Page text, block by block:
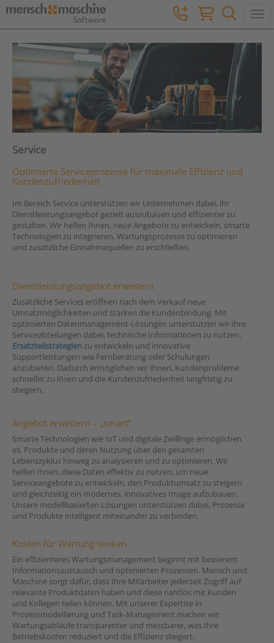
Service
Optimierte Serviceprozesse für maximale Effizienz und
Kundenzufriedenheit
Im Bereich Service unterstützen wir Unternehmen dabei, ihr
Dienstleistungsangebot gezielt auszubauen und effizienter zu
gestalten. Wir helfen Ihnen, neue Angebote zu entwickeln, smarte
Technologien zu integrieren, Wartungsprozesse zu optimieren
und zusätzliche Einnahmequellen zu erschließen.
Dienstleistungsangebot erweitern
Zusätzliche Services eröffnen nach dem Verkauf neue
Umsatzmöglichkeiten und stärken die Kundenbindung. Mit
optimierten Datenmanagement-Lösungen unterstützen wir Ihre
Serviceabteilungen dabei, technische Informationen zu nutzen,
Ersatzteilstrategienzu entwickeln und innovative
Supportleistungen wie Fernberatung oder Schulungen
anzubieten. Dadurch ermöglichen wir Ihnen, Kundenprobleme
schneller zu lösen und die Kundenzufriedenheit langfristig zu
steigern.
Angebot erweitern – „smart“
Smarte Technologien wie IoT und digitale Zwillinge ermöglichen
es, Produkte und deren Nutzung über den gesamten
Lebenszyklus hinweg zu analysieren und zu optimieren. Wir
helfen Ihnen, diese Daten effektiv zu nutzen, um neue
Serviceangebote zu entwickeln, den Produktumsatz zu steigern
und gleichzeitig ein modernes, innovatives Image aufzubauen.
Unsere modellbasierten Lösungen unterstützen dabei, Prozesse
und Produkte intelligent miteinander zu verbinden.
Kosten für Wartung senken
Ein effizienteres Wartungsmanagement beginnt mit besserem
Informationsaustausch und optimierten Prozessen. Mensch und
Maschine sorgt dafür, dass Ihre Mitarbeiter jederzeit Zugriff auf
relevante Produktdaten haben und diese nahtlos mit Kunden
und Kollegen teilen können. Mit unserer Expertise in
Prozessmodellierung und Task-Management machen wir
Wartungsabläufe transparenter und messbarer, was Ihre
Betriebskosten reduziert und die Effizienz steigert.